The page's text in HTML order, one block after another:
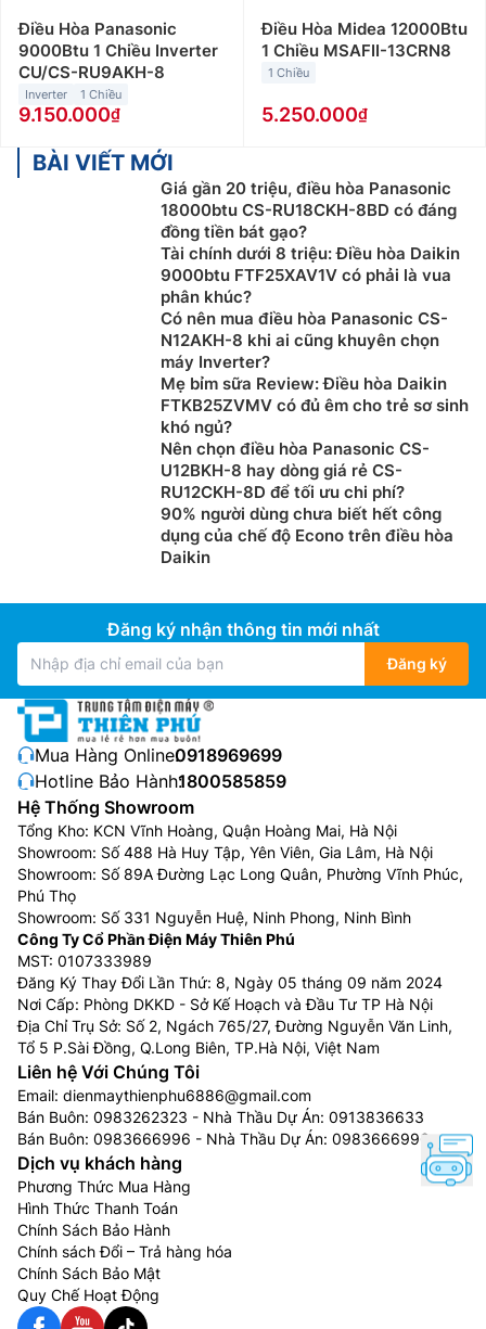
Điều Hòa Panasonic
9000Btu 1 Chiều Inverter
CU/CS-RU9AKH-8
Inverter 1 Chiều
9.150.000
Điều Hòa Midea 12000Btu
1 Chiều MSAFII-13CRN8
1 Chiều
5.250.000
BÀI VIẾT MỚI
Giá gần 20 triệu, điều hòa Panasonic
18000btu CS-RU18CKH-8BD có đáng
đồng tiền bát gạo?
Tài chính dưới 8 triệu: Điều hòa Daikin
9000btu FTF25XAV1V có phải là vua
phân khúc?
Có nên mua điều hòa Panasonic CS-
N12AKH-8 khi ai cũng khuyên chọn
máy Inverter?
Mẹ bỉm sữa Review: Điều hòa Daikin
FTKB25ZVMV có đủ êm cho trẻ sơ sinh
khó ngủ?
Nên chọn điều hòa Panasonic CS-
U12BKH-8 hay dòng giá rẻ CS-
RU12CKH-8D để tối ưu chi phí?
90% người dùng chưa biết hết công
dụng của chế độ Econo trên điều hòa
Daikin
Đăng ký nhận thông tin mới nhất
Đăng ký
Mua Hàng Online:0918969699
Hotline Bảo Hành:1800585859
Hệ Thống Showroom
Tổng Kho: KCN Vĩnh Hoàng, Quận Hoàng Mai, Hà Nội
Showroom: Số 488 Hà Huy Tập, Yên Viên, Gia Lâm, Hà Nội
Showroom: Số 89A Đường Lạc Long Quân, Phường Vĩnh Phúc,
Phú Thọ
Showroom: Số 331 Nguyễn Huệ, Ninh Phong, Ninh Bình
Công Ty Cổ Phần Điện Máy Thiên Phú
MST: 0107333989
Đăng Ký Thay Đổi Lần Thứ: 8, Ngày 05 tháng 09 năm 2024
Nơi Cấp: Phòng DKKD - Sở Kế Hoạch và Đầu Tư TP Hà Nội
Địa Chỉ Trụ Sở: Số 2, Ngách 765/27, Đường Nguyễn Văn Linh,
Tổ 5 P.Sài Đồng, Q.Long Biên, TP.Hà Nội, Việt Nam
Liên hệ Với Chúng Tôi
Email: dienmaythienphu6886@gmail.com
Bán Buôn: 0983262323 - Nhà Thầu Dự Án: 0913836633
Bán Buôn: 0983666996 - Nhà Thầu Dự Án: 0983666996
Dịch vụ khách hàng
Phương Thức Mua Hàng
Hình Thức Thanh Toán
Chính Sách Bảo Hành
Chính sách Đổi – Trả hàng hóa
Chính Sách Bảo Mật
Quy Chế Hoạt Động